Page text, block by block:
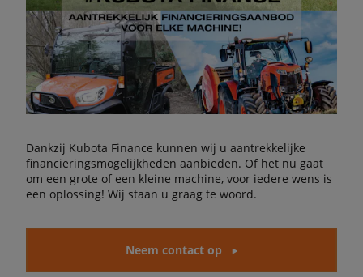
Dankzij Kubota Finance kunnen wij u aantrekkelijke
financieringsmogelijkheden aanbieden. Of het nu gaat
om een grote of een kleine machine, voor iedere wens is
een oplossing! Wij staan u graag te woord.
Neem contact op